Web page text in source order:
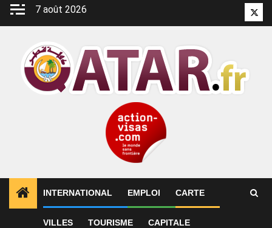
Aller
7 août 2026
INTERNATIONAL EMPLOI CARTE
VILLES TOURISME CAPITALE
ALERTES INFO 1 SYNTHÈSE 2-Le Qatar fait état